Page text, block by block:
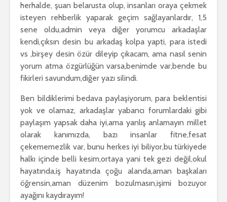
herhalde, şuan belarusta olup, insanları oraya çekmek
isteyen rehberlik yaparak geçim sağlayanlardır, 1,5
sene oldu,admin veya diğer yorumcu arkadaşlar
kendi,çıksın desin bu arkadaş kolpa yapti, para istedi
vs ,birşey desin özür dileyip çıkacam, ama nasıl senin
yorum atma özgürlüğün varsa,benimde var,bende bu
fikirleri savundum,diğer yazı silindi.
Ben bildiklerimi bedava paylaşiyorum, para beklentisi
yok ve olamaz, arkadaşlar yabancı forumlardaki gibi
paylaşım yapsak daha iyi,ama yanlış anlamayın millet
olarak kanımızda, bazı insanlar fitne,fesat
çekememezlik var, bunu herkes iyi biliyor,bu türkiyede
halkı içinde belli kesim,ortaya yani tek gezi değil,okul
hayatında,iş hayatında çoğu alanda,aman başkaları
öğrensin,aman düzenim bozulmasın,işimi bozuyor
ayağını kaydırayım!